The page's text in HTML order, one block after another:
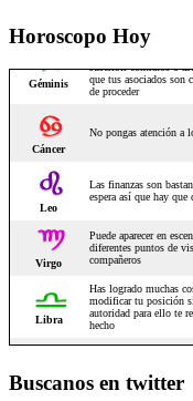
Horoscopo Hoy
Buscanos en twitter